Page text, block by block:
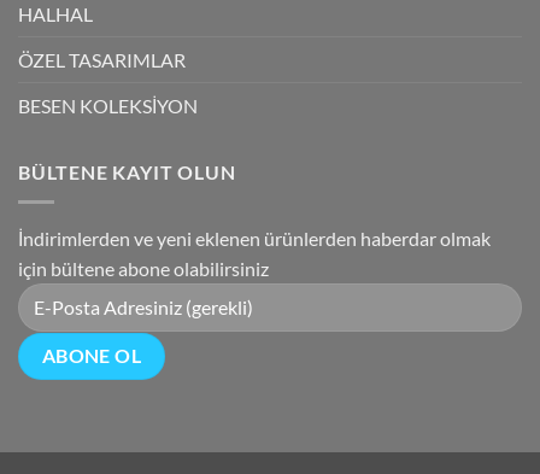
HALHAL
ÖZEL TASARIMLAR
BESEN KOLEKSİYON
BÜLTENE KAYIT OLUN
İndirimlerden ve yeni eklenen ürünlerden haberdar olmak
için bültene abone olabilirsiniz